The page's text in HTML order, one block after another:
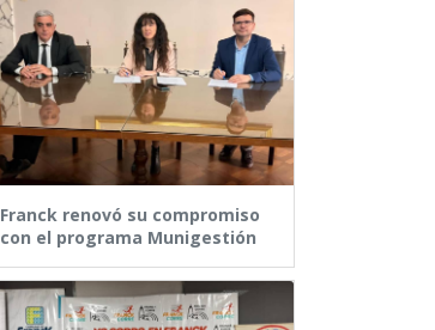
Franck renovó su compromiso
con el programa Munigestión